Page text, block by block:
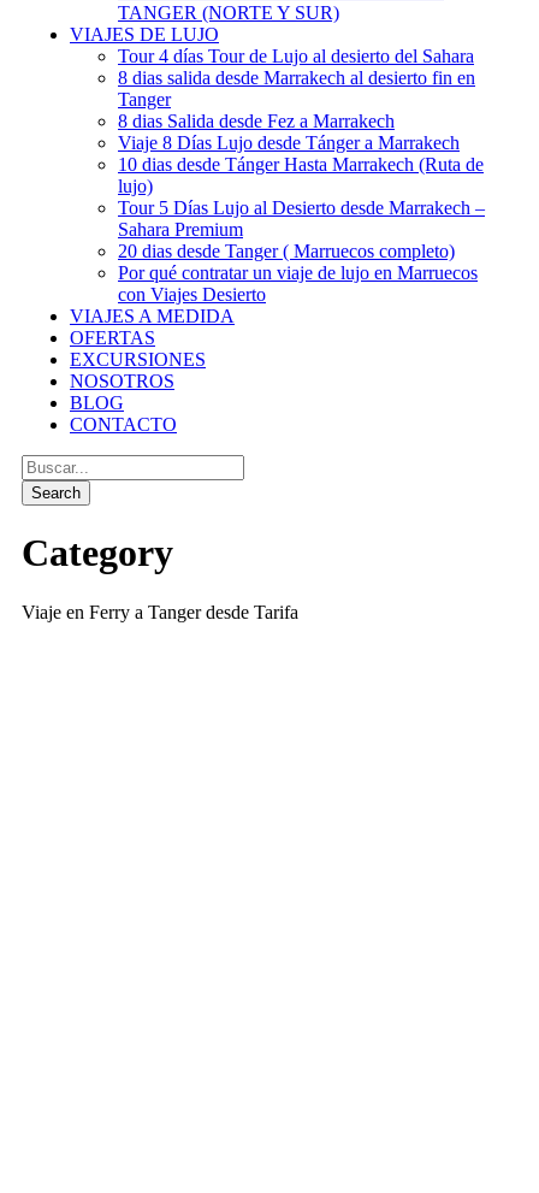
TANGER (NORTE Y SUR)
VIAJES DE LUJO
Tour 4 días Tour de Lujo al desierto del Sahara
8 dias salida desde Marrakech al desierto fin en
Tanger
8 dias Salida desde Fez a Marrakech
Viaje 8 Días Lujo desde Tánger a Marrakech
10 dias desde Tánger Hasta Marrakech (Ruta de
lujo)
Tour 5 Días Lujo al Desierto desde Marrakech –
Sahara Premium
20 dias desde Tanger ( Marruecos completo)
Por qué contratar un viaje de lujo en Marruecos
con Viajes Desierto
VIAJES A MEDIDA
OFERTAS
EXCURSIONES
NOSOTROS
BLOG
CONTACTO
Category
Viaje en Ferry a Tanger desde Tarifa